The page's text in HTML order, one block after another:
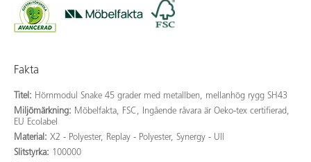
Fakta
Titel: Hörnmodul Snake 45 grader med metallben, mellanhög rygg SH43
Miljömärkning: Möbelfakta, FSC, Ingående råvara är Oeko-tex certifierad,
EU Ecolabel
Material: X2 - Polyester, Replay - Polyester, Synergy - Ull
Slitstyrka: 100000